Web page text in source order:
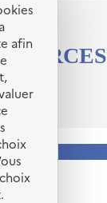
afin